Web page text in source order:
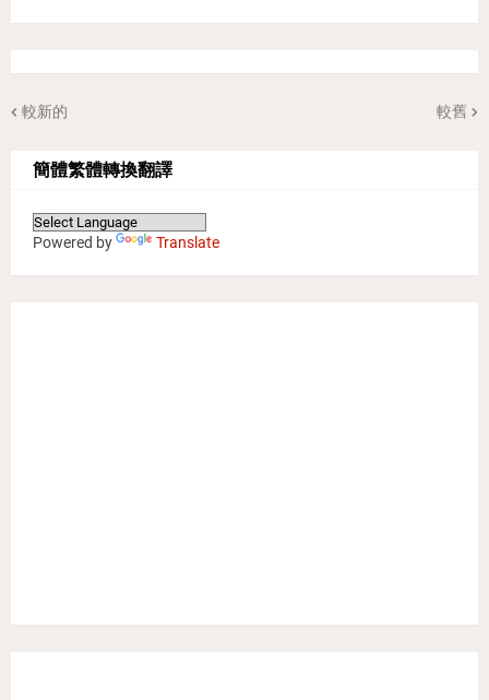
較新的 較舊
簡體繁體轉換翻譯
Powered by Translate